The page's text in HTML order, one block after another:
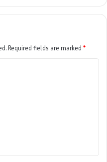
Required fields are marked *